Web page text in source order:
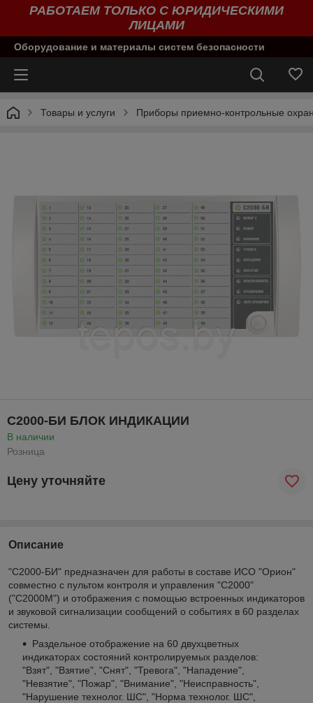
РАБОТАЕМ ТОЛЬКО С ЮРИДИЧЕСКИМИ
ЛИЦАМИ
Оборудование и материалы систем безопасности
Товары и услуги Приборы приемно-контрольные
С2000-БИ БЛОК ИНДИКАЦИИ
В наличии
Розница
Цену уточняйте
Описание
"С2000-БИ" предназначен для работы в составе ИСО "Орион"
совместно с пультом контроля и управления "С2000"
("С2000М") и отображения с помощью встроенных индикаторов
и звуковой сигнализации сообщений о событиях в 60 разделах
системы.
Раздельное отображение на 60 двухцветных
индикаторах состояний контролируемых разделов:
"Взят", "Взятие", "Снят", "Тревога", "Нападение",
"Невзятие", "Пожар", "Внимание", "Неисправность",
"Нарушение технолог. ШС", "Норма технолог. ШС",